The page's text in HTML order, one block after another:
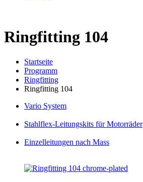
Ringfitting 104
Startseite
Programm
Ringfitting
Ringfitting 104
Vario System
Stahlflex-Leitungskits für Motorräder
Einzelleitungen nach Mass